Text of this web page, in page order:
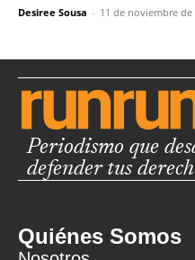
Desiree Sousa - 11 de noviembre de
Periodismo que
defender tus
Quiénes Somos